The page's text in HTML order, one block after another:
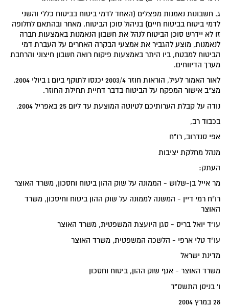
ג. חשבונות נאמנות מפצלים (האחד לדמי ביטוח בביטוח כללי והשני
לדמי ביטוח בביטוח חיים) בניהול סוכן הביטוח. מאחר ובהתאם לחלופה
זו לא יידרש סוכן הביטוח לנהל את חשבון הנאמנות באמצעות חברה
לנאמנות, מוצע להגביר את אמצעי הבקרה האחרים על העברת דמי
הביטוח למבטח, ביו היתר באמצעות פיקוח רואה חשבון חיצוני והרחבת
מערך הדיווחים.
לאור האמור לעיל, הוראות חוזר 2003/4 יכנסו לתוקף ביום 1 ביולי 2004.
מצ"ב אישור המפקח על הביטוח בדבר דחיית תחילת החוזר.
נודה על קבלת הערותיכם לטיוטה המוצעת עד ליום 25 באפריל 2004.
בכבוד רב,
אפי סנדרוב, רו"ח
מנהל מחלקת יציבות
העתק:
מר אייל בן-שלוש - הממונה על שוק ההון ביטוח וחסכון, משרד האוצר
רו"ח רמי דיין - המשנה לממונה על שוק ההון ביטוח וחיסכון, משרד
האוצר
עו"ד יואל בריס - סגן היועצת המשפטית, משרד האוצר
עו"ד טלי ארפי - הלשכה המשפטית, משרד האוצר
מדינת ישראל
משרד האוצר - אגף שוק ההון, ביטוח וחסכון
ו' בניסן התשס"ד
28 במרץ 2004